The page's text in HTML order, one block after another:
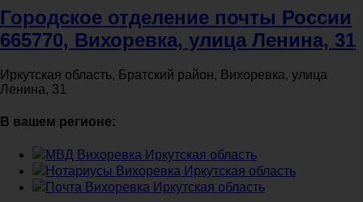
Городское отделение почты России
665770, Вихоревка, улица Ленина, 31
Иркутская область, Братский район, Вихоревка, улица
Ленина, 31
В вашем регионе:
МВД Вихоревка Иркутская область
Нотариусы Вихоревка Иркутская область
Почта Вихоревка Иркутская область